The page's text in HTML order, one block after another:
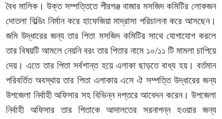
বৈধ মালিক। উক্ত সম্পত্তিতে পীরগঞ্জ বাজার মসজিদ কমিটির লোকজন
দোতলা বিল্ডিং নির্মান করে হাফেজিয়া মাদ্রাসা পরিচালনা করে আসছেন।
জমি উদ্ধারের জন্য তার পিতা মসজিদ কমিটির সাথে যোগাযোগ করলে
তার বিষয়টি আমলে নেয়নি বরং তার পিতার নামে ১০/১১ টি মামলা চাপিয়ে
দেয়। এতে তার পিতা সর্বশান্ত হয়ে এলাকা ছাড়তে বাধ্য হয়। বর্তমান
পরিবর্তিত অবস্থায় তার পিতা এলাকায় এসে ঐ সম্পত্তি উদ্ধারের জন্য
উপজেলা নির্বাহী অফিসার সহ বিভিন্ন দপ্তরে আবেদন করেন। উপজেলা
নির্বাহী অফিসার তার পিতাকে আদালতের সরনাপন্ন হওয়ার জন্য